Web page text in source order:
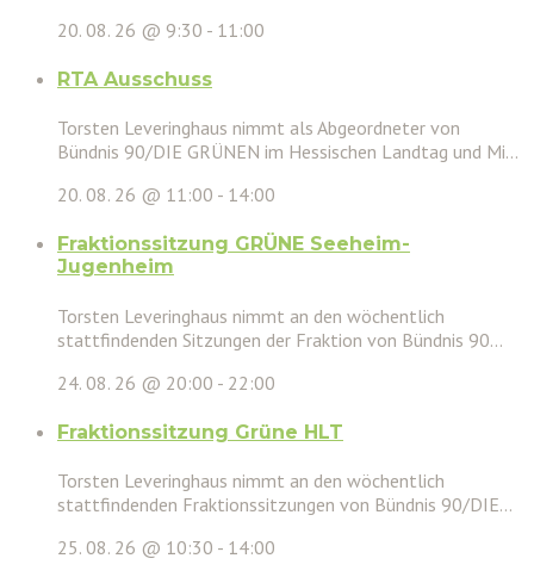
20. 08. 26 @ 9:30 - 11:00
RTA Ausschuss
Torsten Leveringhaus nimmt als Abgeordneter von
Bündnis 90/DIE GRÜNEN im Hessischen Landtag und Mi...
20. 08. 26 @ 11:00 - 14:00
Fraktionssitzung GRÜNE Seeheim-
Jugenheim
Torsten Leveringhaus nimmt an den wöchentlich
stattfindenden Sitzungen der Fraktion von Bündnis 90...
24. 08. 26 @ 20:00 - 22:00
Fraktionssitzung Grüne HLT
Torsten Leveringhaus nimmt an den wöchentlich
stattfindenden Fraktionssitzungen von Bündnis 90/DIE...
25. 08. 26 @ 10:30 - 14:00